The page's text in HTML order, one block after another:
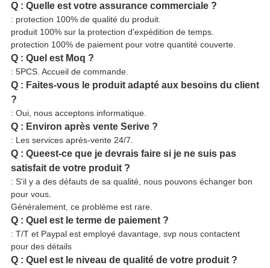
Q : Quelle est votre assurance commerciale ?
: protection 100% de qualité du produit.
produit 100% sur la protection d'expédition de temps.
protection 100% de paiement pour votre quantité couverte.
Q : Quel est Moq ?
: 5PCS. Accueil de commande.
Q : Faites-vous le produit adapté aux besoins du client
?
: Oui, nous acceptons informatique.
Q : Environ après vente Serive ?
: Les services après-vente 24/7.
Q : Queest-ce que je devrais faire si je ne suis pas
satisfait de votre produit ?
: S'il y a des défauts de sa qualité, nous pouvons échanger bon
pour vous.
Généralement, ce problème est rare.
Q : Quel est le terme de paiement ?
: T/T et Paypal est employé davantage, svp nous contactent
pour des détails
Q : Quel est le niveau de qualité de votre produit ?